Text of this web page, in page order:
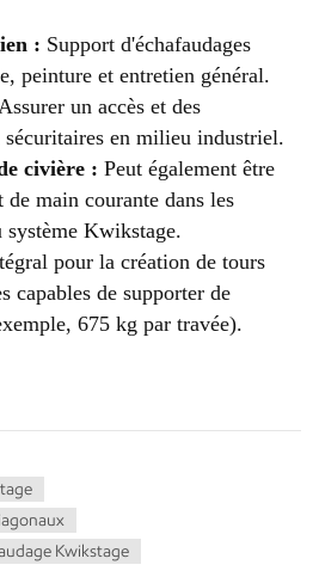
: Support d'échafaudages
peinture et entretien général.
un accès et des
en milieu industriel.
civière : Peut également être
main courante dans les
système Kwikstage.
pour la création de tours
capables de supporter de
675 kg par travée).
Kwikstage